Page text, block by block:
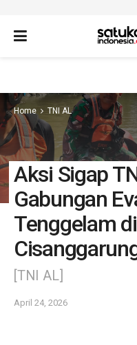
Home TNI AL
Aksi Sigap
Gabungan
Tenggelam
[TNI AL]
April 24, 2026